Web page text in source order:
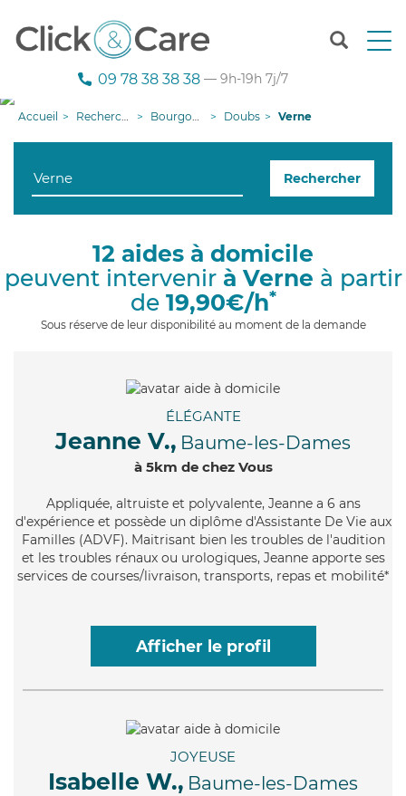
T
n
g
i
09 78 38 38 38 — 9h-19h 7j/7
Accueil Recherche aide à domicile Bourgogne-Franche-Comté Doubs Verne
Rechercher
12 aides à domicile
peuvent intervenir à Verne à partir
de 19,90€/h*
Sous réserve de leur disponibilité au moment de la demande
ÉLÉGANTE
Jeanne V., Baume-les-Dames
à 5km de chez Vous
Appliquée, altruiste et polyvalente, Jeanne a 6 ans
d'expérience et possède un diplôme d'Assistante De Vie aux
Familles (ADVF). Maitrisant bien les troubles de l'audition
et les troubles rénaux ou urologiques, Jeanne apporte ses
services de courses/livraison, transports, repas et mobilité*
Afficher le profil
JOYEUSE
Isabelle W., Baume-les-Dames